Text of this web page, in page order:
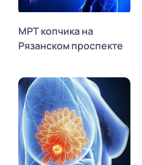
МРТ копчика на
Рязанском проспекте